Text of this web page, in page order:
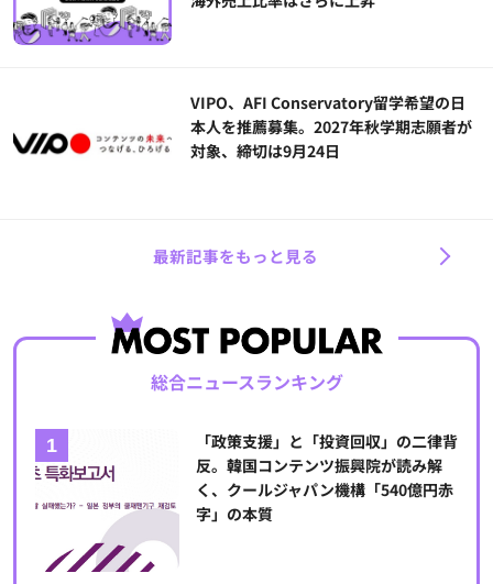
VIPO、AFI Conservatory留学希望の日
本人を推薦募集。2027年秋学期志願者が
対象、締切は9月24日
最新記事をもっと見る
総合ニュースランキング
「政策支援」と「投資回収」の二律背
反。韓国コンテンツ振興院が読み解
く、クールジャパン機構「540億円赤
字」の本質